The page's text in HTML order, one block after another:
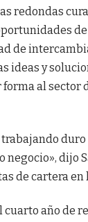
redondas
de
ideas y
al sector
trabajando
negocio», dijo
de cartera en
cuarto año de